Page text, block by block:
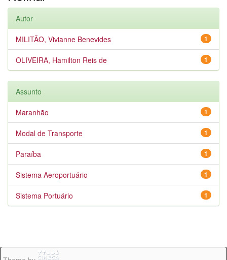
Autor
1
MILITÃO, Vivianne Benevides
1
OLIVEIRA, Hamilton Reis de
Assunto
1
Maranhão
1
Modal de Transporte
1
Paraíba
1
Sistema Aeroportuário
1
Sistema Portuário